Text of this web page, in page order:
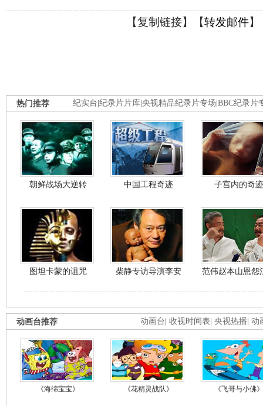
【复制链接】【转发邮件】
纪实台 纪录片片库 央视精品纪录片专场 BBC纪录片
热门推荐
朝鲜战场大逆转 中国工程奇迹 子宫内的奇迹
图坦卡蒙的诅咒 柴静专访导演李安 范伟赵本山恩怨
动画台 收视时间表 央视热播 动
动画台推荐
《海绵宝宝》 《花精灵战队》 《飞哥与小佛》